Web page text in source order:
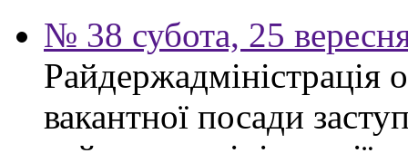
№ 38 субота, 25
Райдержадміністрація
вакантної посади